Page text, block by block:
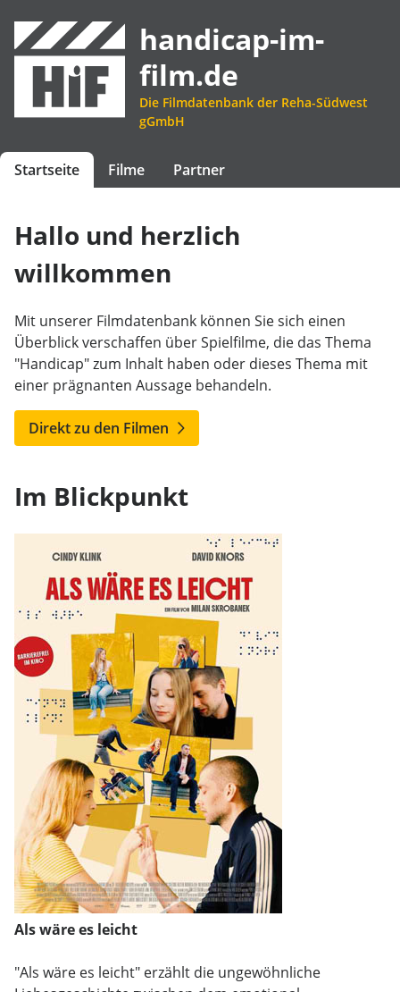
handicap-im-
film.de
Die Filmdatenbank der Reha-Südwest
gGmbH
Startseite Filme Partner
Hallo und herzlich
willkommen
Mit unserer Filmdatenbank können Sie sich einen
Überblick verschaffen über Spielfilme, die das Thema
"Handicap" zum Inhalt haben oder dieses Thema mit
einer prägnanten Aussage behandeln.
Direkt zu den Filmen
Im Blickpunkt
Als wäre es leicht
"Als wäre es leicht" erzählt die ungewöhnliche